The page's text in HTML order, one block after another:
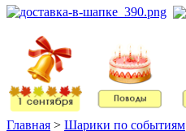
Главная > Шарики по событиям